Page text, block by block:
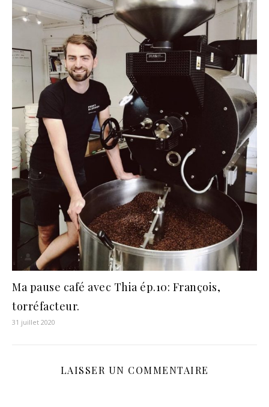
Ma pause café avec Thia ép.10: François,
torréfacteur.
31 juillet 2020
LAISSER UN COMMENTAIRE